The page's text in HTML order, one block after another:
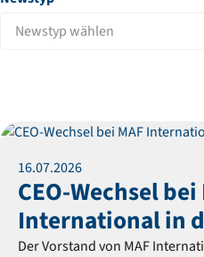
16.07.2026
CEO-Wechsel bei
International in
Der Vorstand von MAF